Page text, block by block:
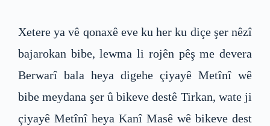
Xetere ya vê qonaxê eve ku her ku diçe şer nêzî
bajarokan bibe, lewma li rojên pêş me devera
Berwarî bala heya digehe çiyayê Metînî wê
bibe meydana şer û bikeve destê Tirkan, wate ji
çiyayê Metînî heya Kanî Masê wê bikeve dest